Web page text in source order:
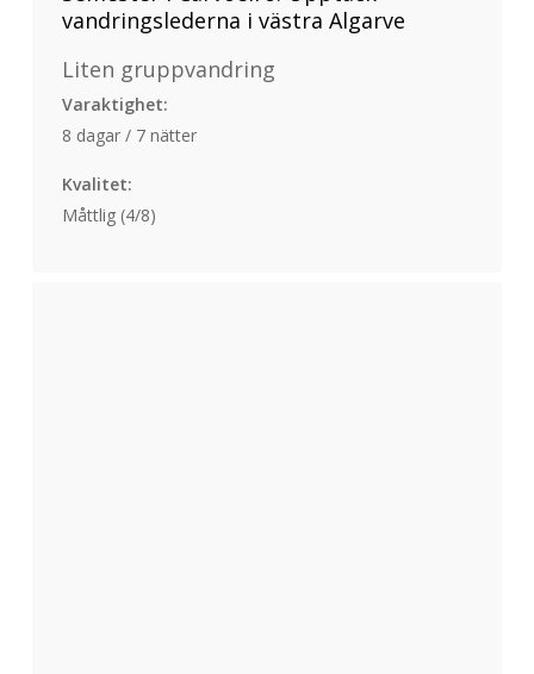
vandringslederna i västra Algarve
Liten gruppvandring
Varaktighet:
8 dagar / 7 nätter
Kvalitet:
Måttlig (4/8)